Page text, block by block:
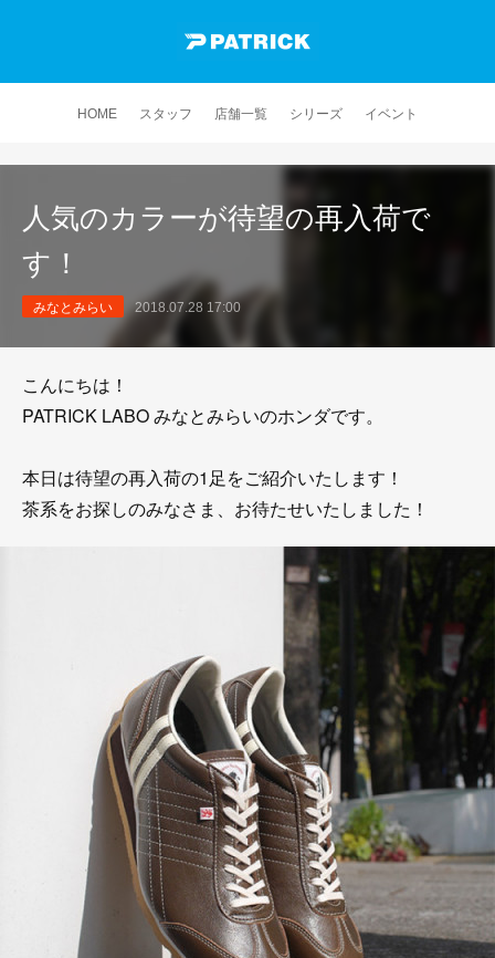
HOME スタッフ 店舗一覧 シリーズ イベント
人気のカラーが待望の再入荷で
す！
みなとみらい 2018.07.28 17:00
こんにちは！
PATRICK LABO みなとみらいのホンダです。
本日は待望の再入荷の1足をご紹介いたします！
茶系をお探しのみなさま、お待たせいたしました！